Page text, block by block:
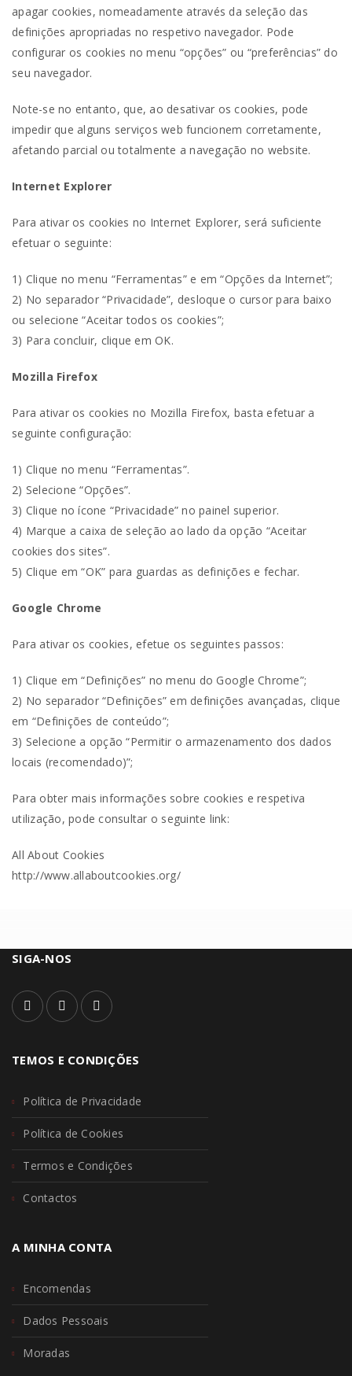
apagar cookies, nomeadamente através da seleção das
definições apropriadas no respetivo navegador. Pode
configurar os cookies no menu “opções” ou “preferências” do
seu navegador.
Note-se no entanto, que, ao desativar os cookies, pode
impedir que alguns serviços web funcionem corretamente,
afetando parcial ou totalmente a navegação no website.
Internet Explorer
Para ativar os cookies no Internet Explorer, será suficiente
efetuar o seguinte:
1) Clique no menu “Ferramentas” e em “Opções da Internet”;
2) No separador “Privacidade”, desloque o cursor para baixo
ou selecione “Aceitar todos os cookies”;
3) Para concluir, clique em OK.
Mozilla Firefox
Para ativar os cookies no Mozilla Firefox, basta efetuar a
seguinte configuração:
1) Clique no menu “Ferramentas”.
2) Selecione “Opções”.
3) Clique no ícone “Privacidade” no painel superior.
4) Marque a caixa de seleção ao lado da opção “Aceitar
cookies dos sites”.
5) Clique em “OK” para guardas as definições e fechar.
Google Chrome
Para ativar os cookies, efetue os seguintes passos:
1) Clique em “Definições” no menu do Google Chrome”;
2) No separador “Definições” em definições avançadas, clique
em “Definições de conteúdo”;
3) Selecione a opção “Permitir o armazenamento dos dados
locais (recomendado)”;
Para obter mais informações sobre cookies e respetiva
utilização, pode consultar o seguinte link:
All About Cookies
http://www.allaboutcookies.org/
SIGA-NOS
TEMOS E CONDIÇÕES
Política de Privacidade
Política de Cookies
Termos e Condições
Contactos
A MINHA CONTA
Encomendas
Dados Pessoais
Moradas